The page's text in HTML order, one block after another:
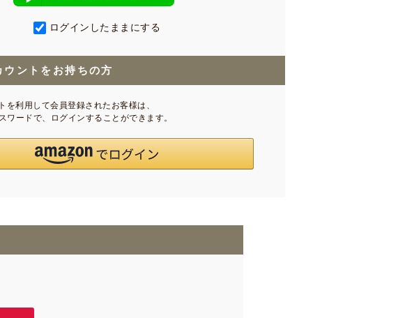
ログインしたままにする
ントをお持ちの方
を利用して会員登録されたお客様は、
ワードで、ログインすることができます。